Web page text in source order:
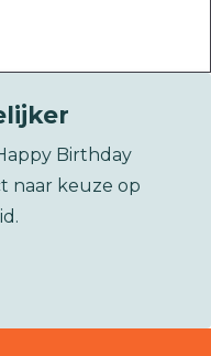
Birthday
naar keuze op